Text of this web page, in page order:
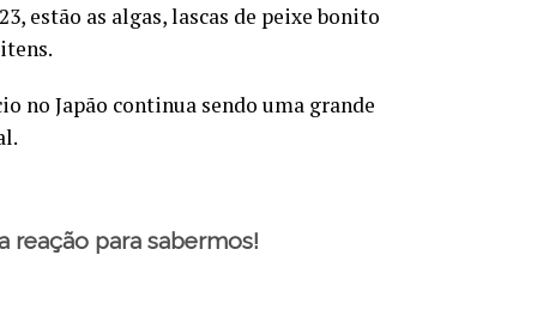
estão as algas, lascas de peixe bonito
no Japão continua sendo uma grande
reação para sabermos!